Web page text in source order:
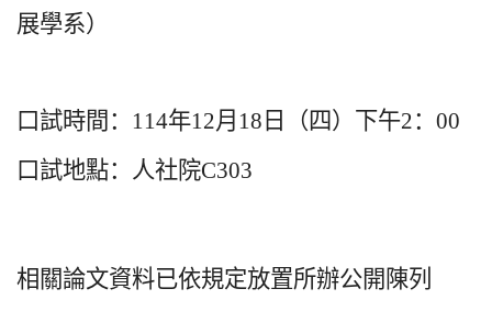
展學系）
口試時間： 114年12月 18 日（四）下午2： 00
口試地點：人社院C303
相關論文資料已依規定放置所辦公開陳列